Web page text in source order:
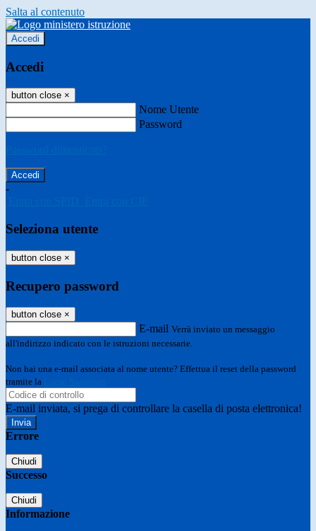
Salta al contenuto
Accedi
Accedi
button close ×
Nome Utente
Password
-
Seleziona utente
button close ×
Recupero password
button close ×
E-mail Verrà inviato un messaggio
all'indirizzo indicato con le istruzioni necessarie.
Non hai una e-mail associata al nome utente? Effettua il reset della password
tramite la
E-mail inviata, si prega di controllare la casella di posta elettronica!
Errore
Chiudi
Successo
Chiudi
Informazione